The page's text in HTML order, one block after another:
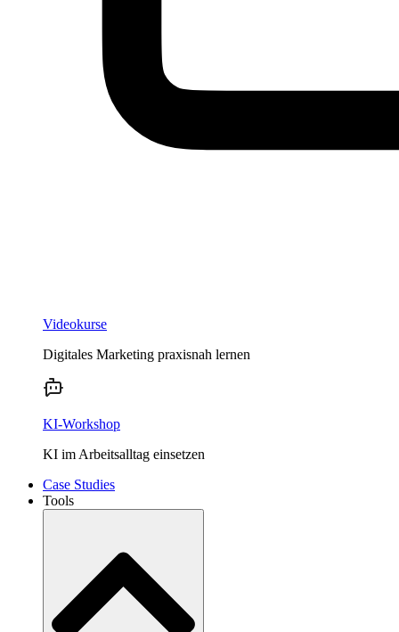
Videokurse
Digitales Marketing praxisnah lernen
KI-Workshop
KI im Arbeitsalltag einsetzen
Case Studies
Tools